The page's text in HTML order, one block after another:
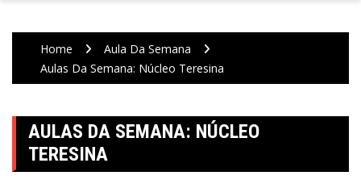
Home
Aula Da Semana
Aulas Da Semana: Núcleo Teresina
AULAS DA SEMANA: NÚCLEO
TERESINA